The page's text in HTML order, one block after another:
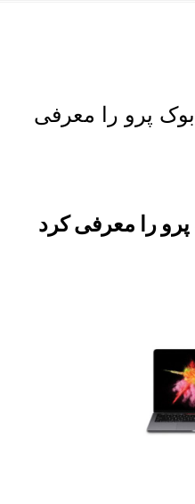
را معرفی
معرفی کرد